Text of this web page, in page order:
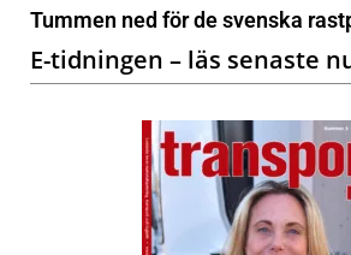
Tummen ned för de svenska
E-tidningen – läs senaste